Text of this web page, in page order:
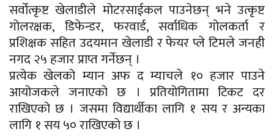
सर्वोत्कृष्ट खेलाडीले मोटरसाईकल पाउनेछन् भने उत्कृष्ट
गोलरक्षक, डिफेन्डर, फरवार्ड, सर्वाधिक गोलकर्ता र
प्रशिक्षक सहित उदयमान खेलाडी र फेयर प्ले टिमले जनही
नगद २५ हजार प्राप्त गर्नेछन् ।
प्रत्येक खेलको म्यान अफ द म्याचले १० हजार पाउने
आयोजकले जनाएको छ । प्रतियोगितामा टिकट दर
राखिएको छ । जसमा विद्यार्थीका लागि १ सय र अन्यका
लागि १ सय ५० राखिएको छ ।